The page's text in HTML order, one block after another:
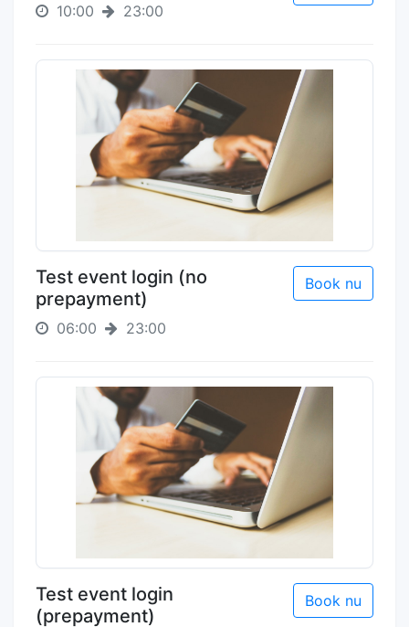
10:00 23:00
Test event login (no
prepayment)
06:00 23:00
Book nu
Test event login
(prepayment)
Book nu